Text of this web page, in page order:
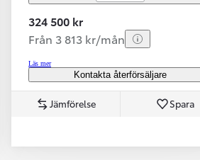
324 500 kr
Från 3 813 kr/mån
Läs mer
Kontakta återförsäljare
Jämförelse Spara